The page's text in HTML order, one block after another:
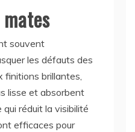
souvent
les défauts des
finitions brillantes,
lisse et absorbent
réduit la visibilité
efficaces pour